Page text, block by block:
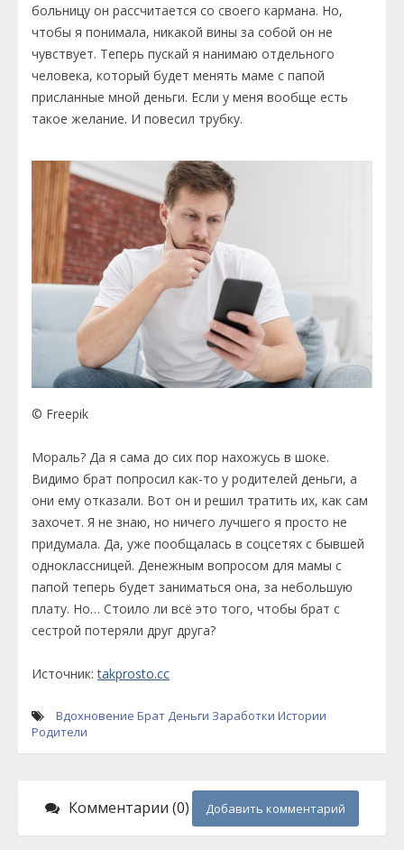
больницу он рассчитается со своего кармана. Но,
чтобы я понимала, никакой вины за собой он не
чувствует. Теперь пускай я нанимаю отдельного
человека, который будет менять маме с папой
присланные мной деньги. Если у меня вообще есть
такое желание. И повесил трубку.
© Freepik
Мораль? Да я сама до сих пор нахожусь в шоке.
Видимо брат попросил как-то у родителей деньги, а
они ему отказали. Вот он и решил тратить их, как сам
захочет. Я не знаю, но ничего лучшего я просто не
придумала. Да, уже пообщалась в соцсетях с бывшей
одноклассницей. Денежным вопросом для мамы с
папой теперь будет заниматься она, за небольшую
плату. Но… Стоило ли всё это того, чтобы брат с
сестрой потеряли друг друга?
Источник:takprosto.cc
Вдохновение Брат Деньги Заработки Истории
Родители
Комментарии (0) Добавить комментарий